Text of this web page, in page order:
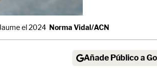
el 2024 Norma Vidal/ACN
Añade Público a